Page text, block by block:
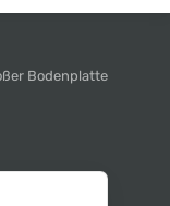
Bodenplatte